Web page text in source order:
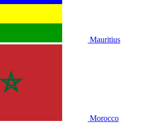
Mauritius
Morocco